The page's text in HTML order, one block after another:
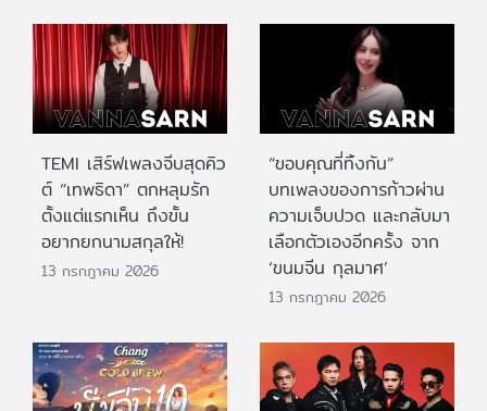
TEMI เสิร์ฟเพลงจีบสุดคิว
ต์ “เทพธิดา” ตกหลุมรัก
ตั้งแต่แรกเห็น ถึงขั้น
อยากยกนามสกุลให้!
13 กรกฎาคม 2026
“ขอบคุณที่ทิ้งกัน”
บทเพลงของการก้าวผ่าน
ความเจ็บปวด และกลับมา
เลือกตัวเองอีกครั้ง จาก
‘ขนมจีน กุลมาศ’
13 กรกฎาคม 2026